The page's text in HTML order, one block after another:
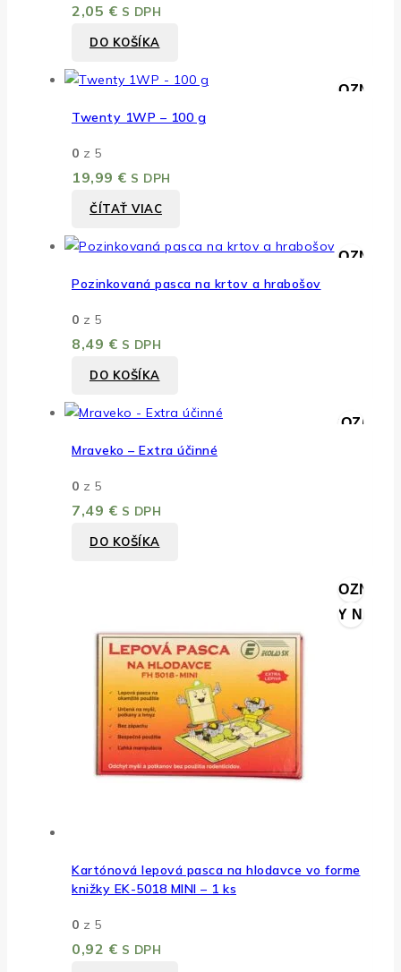
2,05 € S DPH
DO KOŠÍKA
PRIDAŤ DO
Twenty 1WP – 100 g
0 z 5
19,99 € S DPH
ČÍTAŤ VIAC
PRIDAŤ DO
RÝCHLY
Pozinkovaná pasca na krtov a hrabošov
0 z 5
8,49 € S DPH
DO KOŠÍKA
ZOBRAZIŤ
Mraveko – Extra účinné
0 z 5
7,49 € S DPH
DO KOŠÍKA
PRIDAŤ DO
RÝCHLY
Kartónová lepová pasca na hlodavce vo forme
knižky EK-5018 MINI – 1 ks
0 z 5
0,92 € S DPH